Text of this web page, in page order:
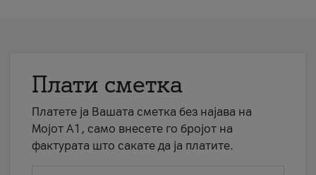
Плати сметка
Платете ја Вашата сметка без најава на
Мојот А1, само внесете го бројот на
фактурата што сакате да ја платите.